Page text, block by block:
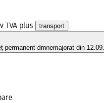
TVA plus transport
permanent dmnemajorat din